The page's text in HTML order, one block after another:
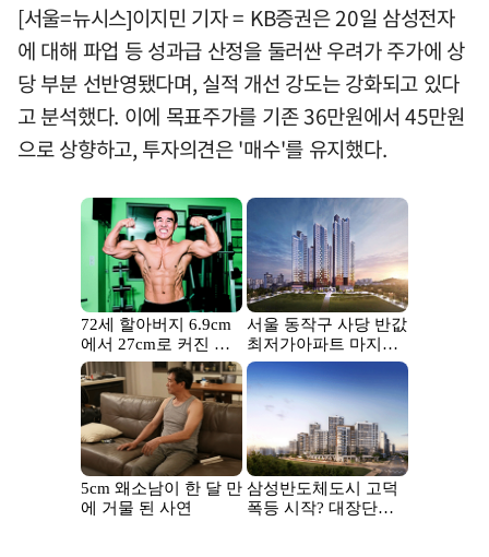
[서울=뉴시스]이지민 기자 = KB증권은 20일 삼성전자
에 대해 파업 등 성과급 산정을 둘러싼 우려가 주가에 상
당 부분 선반영됐다며, 실적 개선 강도는 강화되고 있다
고 분석했다. 이에 목표주가를 기존 36만원에서 45만원
으로 상향하고, 투자의견은 '매수'를 유지했다.